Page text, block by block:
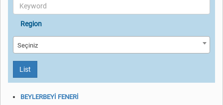
Region
Seçiniz
List
BEYLERBEYİ FENERİ